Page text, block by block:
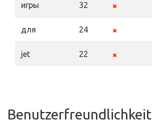
игры 32
для 24
jet 22
Benutzerfreundlichkeit